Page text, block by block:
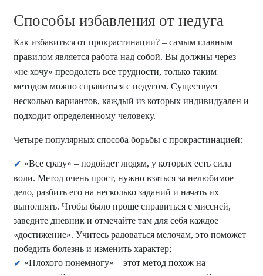
Способы избавления от недуга
Как избавиться от прокрастинации? – самым главным
правилом является работа над собой. Вы должны через
«не хочу» преодолеть все трудности, только таким
методом можно справиться с недугом. Существует
несколько вариантов, каждый из которых индивидуален и
подходит определенному человеку.
Четыре популярных способа борьбы с прокрастинацией:
«Все сразу» – подойдет людям, у которых есть сила
воли. Метод очень прост, нужно взяться за нелюбимое
дело, разбить его на несколько заданий и начать их
выполнять. Чтобы было проще справиться с миссией,
заведите дневник и отмечайте там для себя каждое
«достижение». Учитесь радоваться мелочам, это поможет
победить болезнь и изменить характер;
«Плохого понемногу» – этот метод похож на